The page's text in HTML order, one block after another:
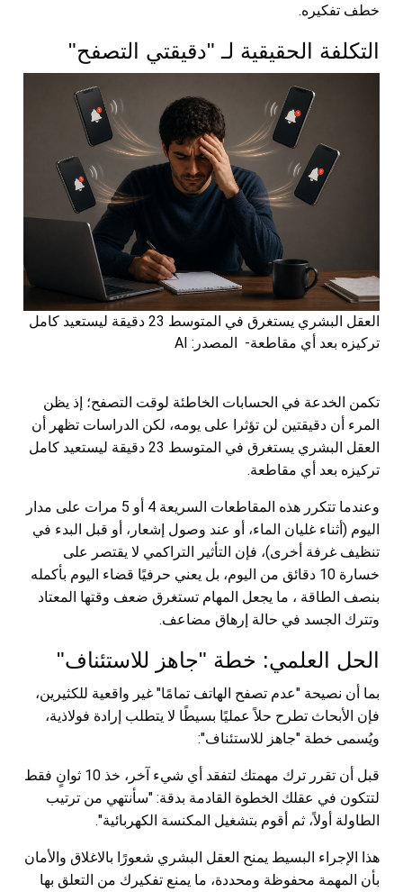
خطف تفكيره.
التكلفة الحقيقية لـ "دقيقتي التصفح"
العقل البشري يستغرق في المتوسط 23 دقيقة ليستعيد كامل
تركيزه بعد أي مقاطعة- المصدر: AI
تكمن الخدعة في الحسابات الخاطئة لوقت التصفح؛ إذ يظن
المرء أن دقيقتين لن تؤثرا على يومه، لكن الدراسات تظهر أن
العقل البشري يستغرق في المتوسط 23 دقيقة ليستعيد كامل
تركيزه بعد أي مقاطعة.
وعندما تتكرر هذه المقاطعات السريعة 4 أو 5 مرات على مدار
اليوم (أثناء غليان الماء، أو عند وصول إشعار، أو قبل البدء في
تنظيف غرفة أخرى)، فإن التأثير التراكمي لا يقتصر على
خسارة 10 دقائق من اليوم، بل يعني حرفيًا قضاء اليوم بأكمله
بنصف الطاقة ، ما يجعل المهام تستغرق ضعف وقتها المعتاد
وتترك الجسد في حالة إرهاق مضاعف.
الحل العلمي: خطة "جاهز للاستئناف"
بما أن نصيحة "عدم تصفح الهاتف تمامًا" غير واقعية للكثيرين،
فإن الأبحاث تطرح حلاً عمليًا بسيطًا لا يتطلب إرادة فولاذية،
ويُسمى خطة "جاهز للاستئناف":
قبل أن تقرر ترك مهمتك لتفقد أي شيء آخر، خذ 10 ثوانٍ فقط
لتتكون في عقلك الخطوة القادمة بدقة: "سأنتهي من ترتيب
الطاولة أولاً، ثم أقوم بتشغيل المكنسة الكهربائية".
هذا الإجراء البسيط يمنح العقل البشري شعورًا بالاغلاق والأمان
بأن المهمة محفوظة ومحددة، ما يمنع تفكيرك من التعلق بها